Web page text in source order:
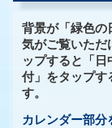
背景が「緑色の
気がご覧いただ
ップすると「日
付」をタップす
す。
カレンダー部分